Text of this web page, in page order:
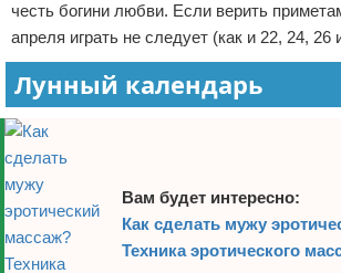
честь богини любви. Если верить
апреля играть не следует (как и 22, 24, 26
Лунный календарь
Вам будет интересно:
Как сделать мужу
Техника эротического